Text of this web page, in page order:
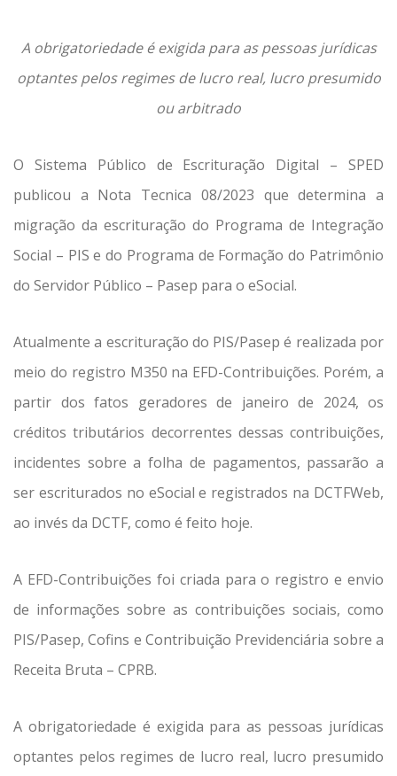
A obrigatoriedade é exigida para as pessoas jurídicas
optantes pelos regimes de lucro real, lucro presumido
ou arbitrado
O Sistema Público de Escrituração Digital – SPED
publicou a Nota Tecnica 08/2023 que determina a
migração da escrituração do Programa de Integração
Social – PIS e do Programa de Formação do Patrimônio
do Servidor Público – Pasep para o eSocial.
Atualmente a escrituração do PIS/Pasep é realizada por
meio do registro M350 na EFD-Contribuições. Porém, a
partir dos fatos geradores de janeiro de 2024, os
créditos tributários decorrentes dessas contribuições,
incidentes sobre a folha de pagamentos, passarão a
ser escriturados no eSocial e registrados na DCTFWeb,
ao invés da DCTF, como é feito hoje.
A EFD-Contribuições foi criada para o registro e envio
de informações sobre as contribuições sociais, como
PIS/Pasep, Cofins e Contribuição Previdenciária sobre a
Receita Bruta – CPRB.
A obrigatoriedade é exigida para as pessoas jurídicas
optantes pelos regimes de lucro real, lucro presumido